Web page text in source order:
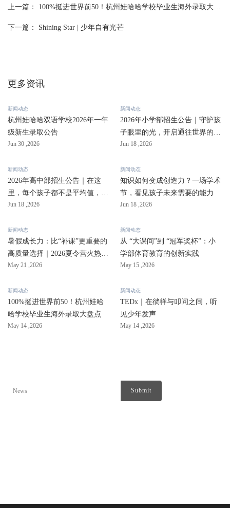
上一篇：
下一篇： Shining Star | 少年自有光芒
更多资讯
新闻动态
杭州娃哈哈双语学校2026年一年
级新生录取公告
Jun 30 ,2026
新闻动态
2026年小学部招生公告｜守护孩
子眼里的光，开启通往世界的成
长路径
Jun 18 ,2026
新闻动态
2026年高中部招生公告｜在这
里，每个孩子都不是平均值，只
有被量身定制的“独一无二”
Jun 18 ,2026
新闻动态
知识如何变成创造力？一场学术
节，看见孩子未来需要的能力
Jun 18 ,2026
新闻动态
暑假成长力：比“补课”更重要的
高质量选择｜2026夏令营火热招
募
May 21 ,2026
新闻动态
从 “大课间”到 “冠军奖杯”：小
学部体育教育的创新实践
May 15 ,2026
新闻动态
100%挺进世界前50！杭州娃哈
哈学校毕业生海外录取大盘点
May 14 ,2026
新闻动态
TEDx｜在徜徉与叩问之间，听
见少年发声
May 14 ,2026